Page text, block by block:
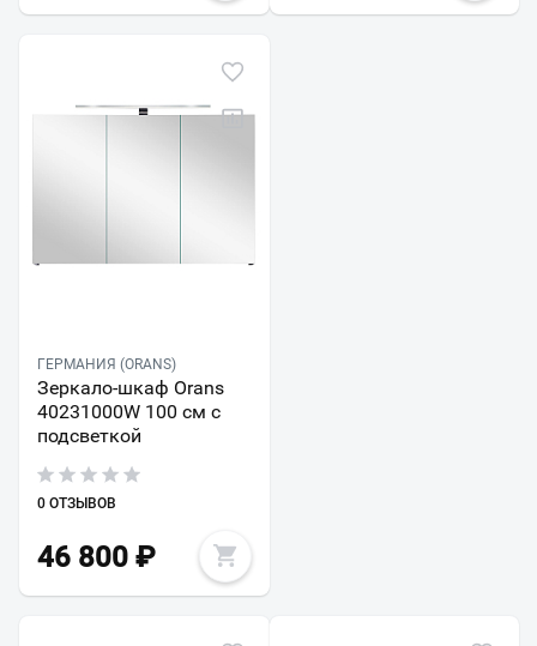
ГЕРМАНИЯ (ORANS)
Зеркало-шкаф Orans
40231000W 100 см с
подсветкой
0 ОТЗЫВОВ
46 800 ₽